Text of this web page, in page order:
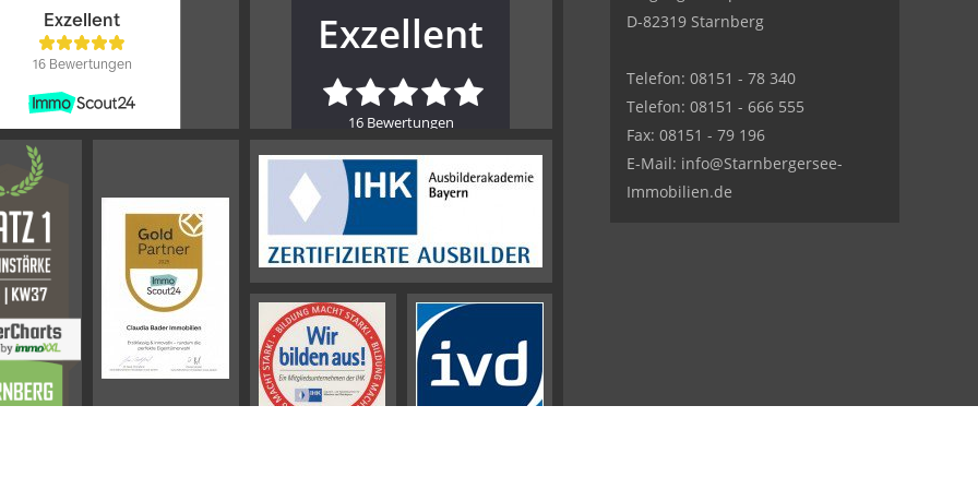
D-82319 Starnberg
Telefon: 08151 - 78 340
Telefon: 08151 - 666 555
Fax: 08151 - 79 196
E-Mail: info@Starnbergersee-
Immobilien.de